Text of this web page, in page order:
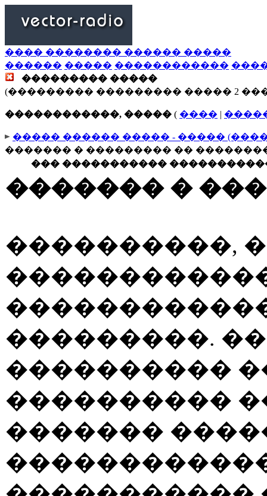
���� �������� ������ �����
������ ����� ������������
��������� �����
(��������� ��������� ����� 2
������������, ����� ( ���� |
����� ������ ����� - �����
������� � ��������� ��
��� �����������
������� �
����������,
���������.
����������
����������
�������